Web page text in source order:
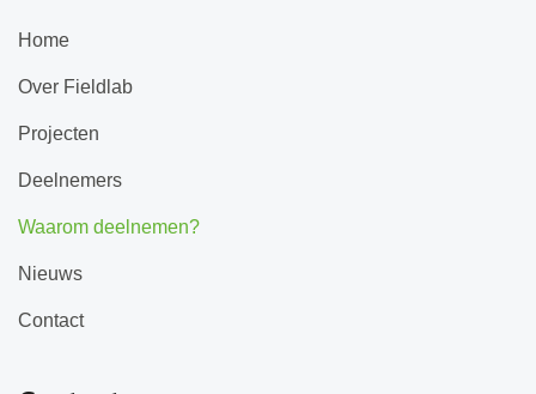
Home
Over Fieldlab
Projecten
Deelnemers
Waarom deelnemen?
Nieuws
Contact